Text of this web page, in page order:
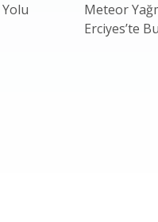
Yolu
Meteor
Erciyes’te